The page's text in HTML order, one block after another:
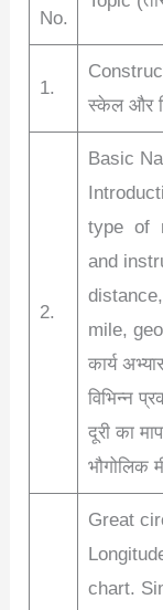
No.
1.
स्केल और
2.
Basic
type of
and
mile,
कार्य
विभिन्न
दूरी का
भौगोलिक
Great
chart.